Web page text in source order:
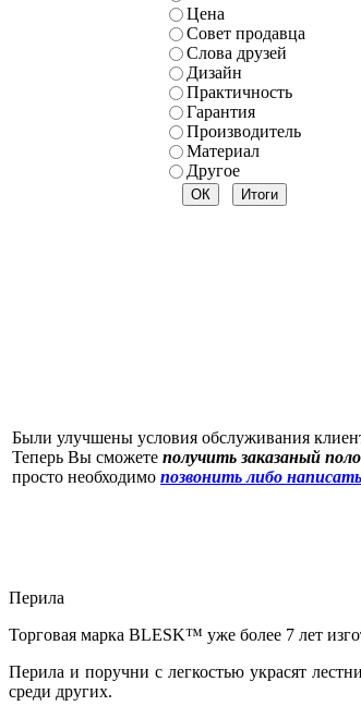
Цена
Совет продавца
Слова друзей
Дизайн
Практичность
Гарантия
Производитель
Материал
Другое
Были улучшены условия обслуживания
Теперь Вы сможете получить заказаный
просто необходимо позвонить либо
Перила
Торговая марка BLESK™ уже более 7 лет
Перила и поручни с легкостью украсят
среди других.